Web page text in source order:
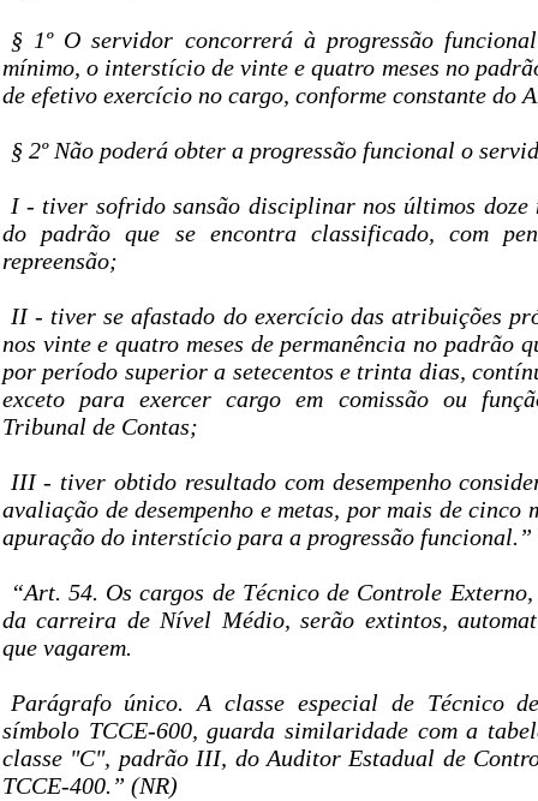
§ 1º O servidor concorrerá à progressão
mínimo, o interstício de vinte e quatro meses no
de efetivo exercício no cargo, conforme constante do
§ 2º Não poderá obter a progressão funcional o
I - tiver sofrido sansão disciplinar nos últimos doze
do padrão que se encontra classificado, com
repreensão;
II - tiver se afastado do exercício das atribuições
nos vinte e quatro meses de permanência no padrão
por período superior a setecentos e trinta dias,
exceto para exercer cargo em comissão ou
Tribunal de Contas;
III - tiver obtido resultado com desempenho
avaliação de desempenho e metas, por mais de cinco
apuração do interstício para a progressão funcional.”
“Art. 54. Os cargos de Técnico de Controle
da carreira de Nível Médio, serão extintos,
que vagarem.
Parágrafo único. A classe especial de Técnico
símbolo TCCE-600, guarda similaridade com a
classe "C", padrão III, do Auditor Estadual de
TCCE-400.” (NR)